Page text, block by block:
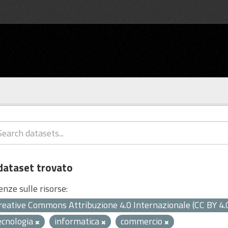
trovato
sulle risorse:
Commons Attribuzione 4.0 Internazionale (CC BY
informatica commercio